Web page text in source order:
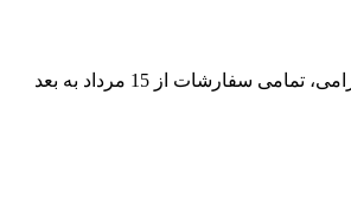
قابل توجه خریداران گرامی، تمامی سفارشات از 15 مرداد به بعد